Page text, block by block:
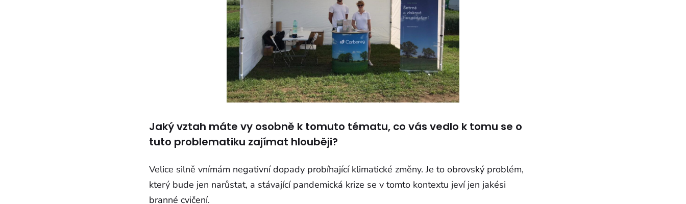
Jaký vztah máte vy osobně k tomuto tématu, co vás vedlo k tomu se o
tuto problematiku zajímat hlouběji?
Velice silně vnímám negativní dopady probíhající klimatické změny. Je to obrovský problém,
který bude jen narůstat, a stávající pandemická krize se v tomto kontextu jeví jen jakési
branné cvičení.